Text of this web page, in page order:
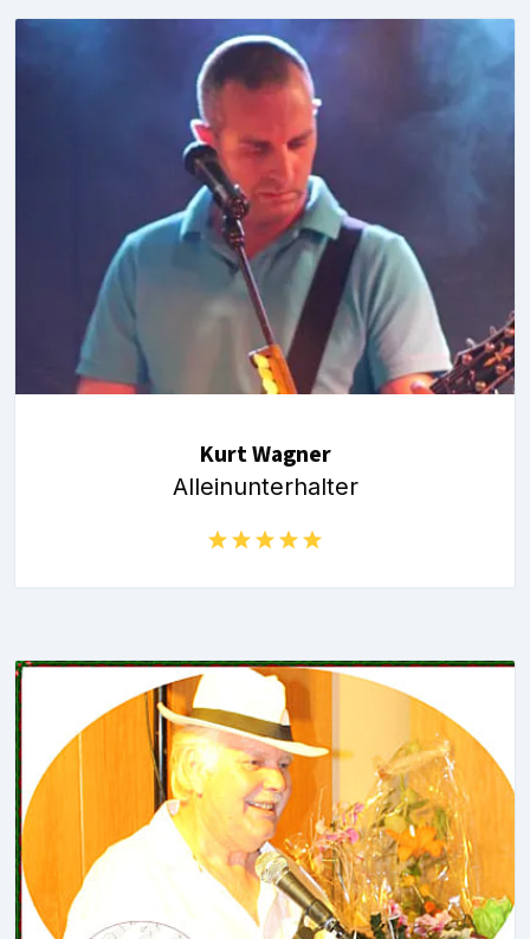
Kurt Wagner
Alleinunterhalter